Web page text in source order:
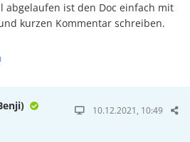
abgelaufen ist den Doc einfach mit
kurzen Kommentar schreiben.
10.12.2021, 10:49